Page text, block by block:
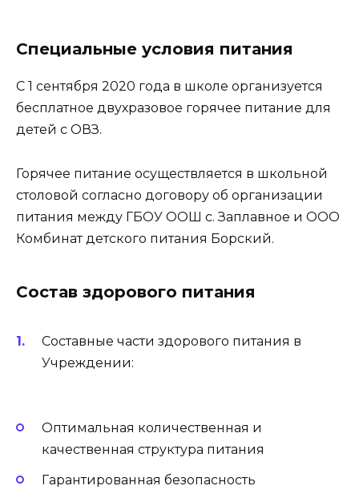
Специальные условия питания
С 1 сентября 2020 года в школе организуется
бесплатное двухразовое горячее питание для
детей с ОВЗ.
Горячее питание осуществляется в школьной
столовой согласно договору об организации
питания между ГБОУ ООШ с. Заплавное и ООО
Комбинат детского питания Борский.
Состав здорового питания
Составные части здорового питания в
Учреждении:
Оптимальная количественная и
качественная структура питания
Гарантированная безопасность